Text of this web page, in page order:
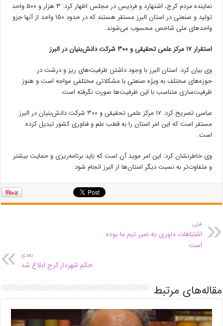
نماینده مردم کرج، اشتهارد و فردیس در مجلس اظهار کرد: ۳ هزار و ۵۰۰ واحد
تولید و صنعتی در استان البرز مستقر هستند که در حدود ۱۵۰ واحد از آنها
جزو
واحدهای ملی شاخص محسوب می‌شوند.
استقرار ۱۷ مرکز علمی تحقیقی و ۳۰۰ شرکت دانش‌بنیان در البرز
وی بیان کرد: استان البرز با وجود داشتن ظرفیت‌های ریز و درشت در
حوزه‌های مختلف به ویژه صنعتی با مشکلاتی مختلفی مواجه است و هنوز
ظرفیت‌سازی متناسب با این ظرفیت‌ها صورت نگرفته است.
عباسی تصریح کرد: ۱۷ مرکز علمی تحقیقی و ۳۰۰ شرکت دانش‌بنیان در البرز
مستقر است که این امر استان را به قطب علم و فناوری کشور تبدیل کرده
است.
وی خاطرنشان کرد: این امر موید آن است که باید برنامه‌ریزی و حمایت بیشتر
و متفاوت‌تر به نسبت دیگر استان‌ها از البرز انجام شود.
قبلی
اشتباهات داوری به ضرر تیم ما بوده
است
بعدی
حکم شهردار کرج ابلاغ شد
مقاله‌های مرتبط